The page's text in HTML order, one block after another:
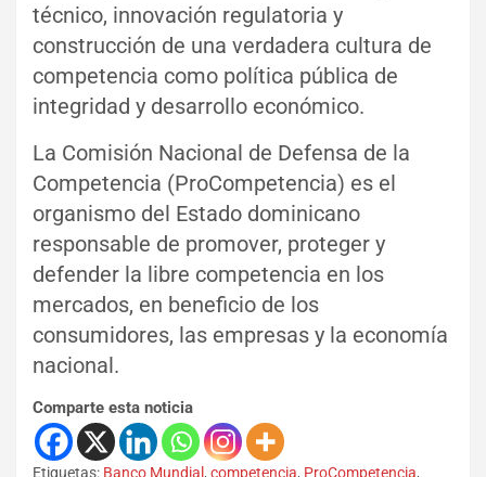
técnico, innovación regulatoria y
construcción de una verdadera cultura de
competencia como política pública de
integridad y desarrollo económico.
La Comisión Nacional de Defensa de la
Competencia (ProCompetencia) es el
organismo del Estado dominicano
responsable de promover, proteger y
defender la libre competencia en los
mercados, en beneficio de los
consumidores, las empresas y la economía
nacional.
Comparte esta noticia
Etiquetas: Banco Mundial , competencia, ProCompetencia,